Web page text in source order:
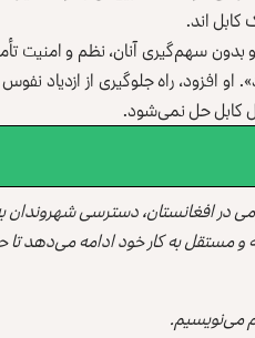
اند.
سهم‌گیری آنان، نظم و امنیت
راه جلوگیری از ازدیاد
کابل حل نمی‌شود.
افغانستان، دسترسی شهروندان
و مستقل به کار خود ادامه می‌دهد
می‌نویسیم.